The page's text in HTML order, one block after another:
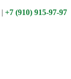
| +7 (910) 915-97-97